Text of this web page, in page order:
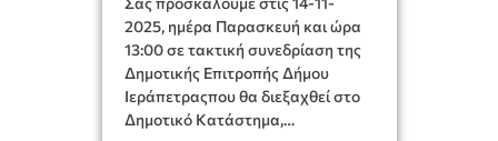
2025, ημέρα Παρασκευή και ώρα
13:00 σε τακτική συνεδρίαση της
Δημοτικής Επιτροπής Δήμου
Ιεράπετραςπου θα διεξαχθεί στο
Δημοτικό Κατάστημα,